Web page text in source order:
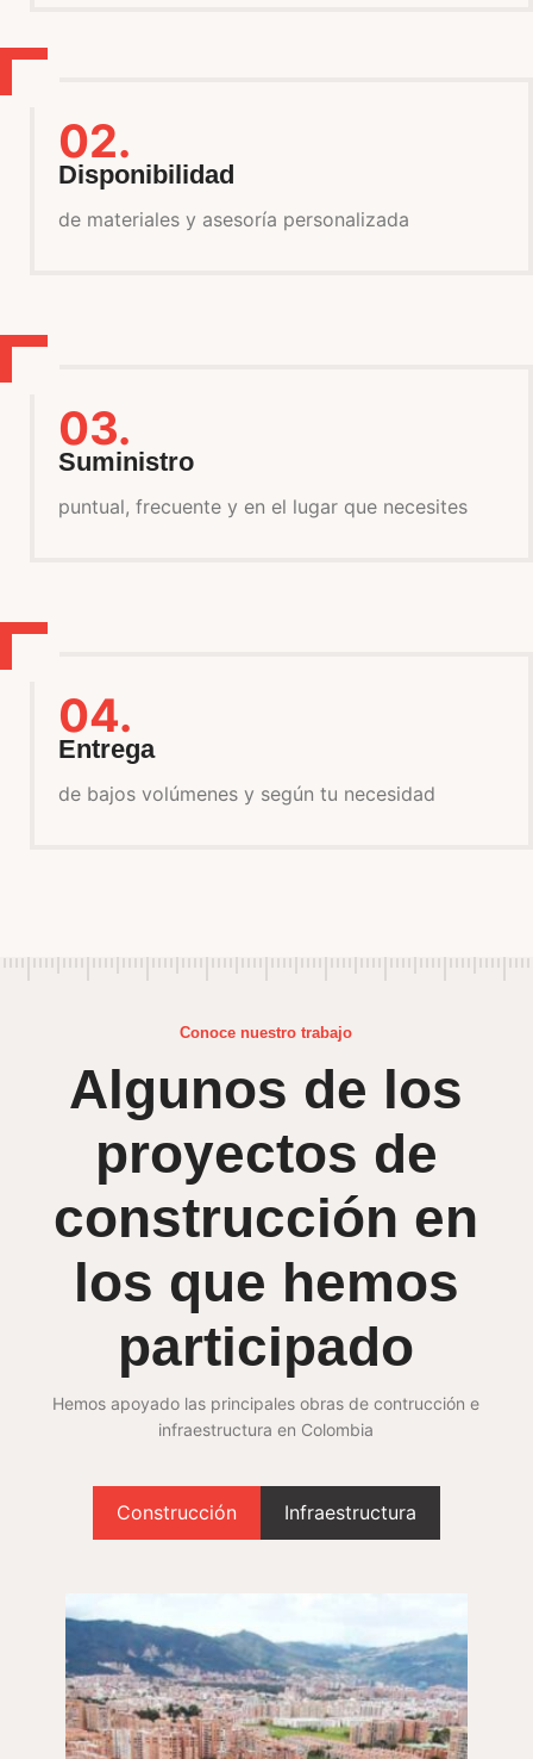
02.
Disponibilidad
de materiales y asesoría personalizada
03.
Suministro
puntual, frecuente y en el lugar que necesites
04.
Entrega
de bajos volúmenes y según tu necesidad
Conoce nuestro trabajo
Algunos de los
proyectos de
construcción en
los que hemos
participado
Hemos apoyado las principales obras de contrucción e
infraestructura en Colombia
Construcción Infraestructura